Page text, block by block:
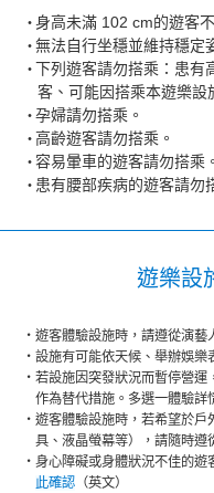
身高未滿 102 cm的遊客
無法自行坐穩並維持穩定
下列遊客請勿搭乘：患有
客、可能因搭乘本遊樂設
孕婦請勿搭乘。
高齡遊客請勿搭乘。
容易暈車的遊客請勿搭乘。
患有腰部疾病的遊客請勿
遊樂設
遊客體驗設施時，請遵從演藝
設施有可能依天候、舉辦娛樂
若設施因突發狀況而暫停營運
作為替代措施。多選一體驗詳
遊客體驗設施時，若希望於戶
具、液晶螢幕等），請隨時遵
身心障礙或身體狀況不佳的遊
此確認 （英文）